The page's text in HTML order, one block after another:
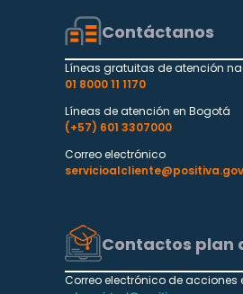
Contáctanos
Líneas gratuitas de atención
01 8000 11 1170
Líneas de atención en Bogotá
(+57) 601 3307000
Correo electrónico
Contactos plan
Correo electrónico de